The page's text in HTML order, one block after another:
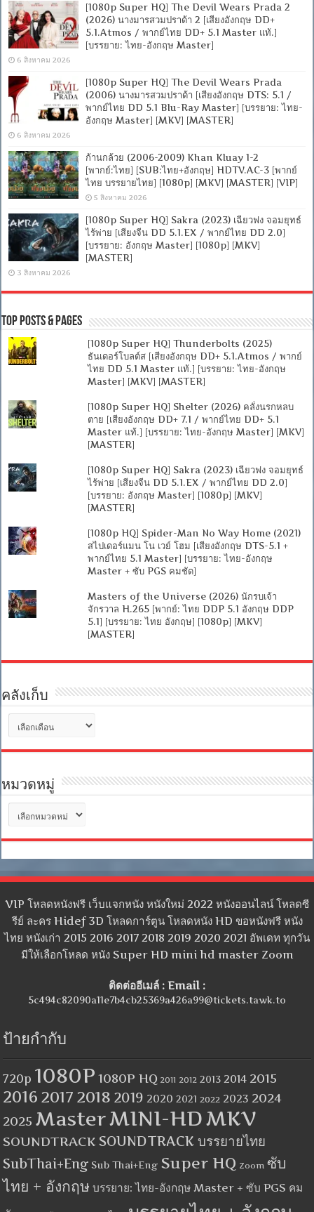
[1080p Super HQ] The Devil Wears Prada 2
(2026) นางมารสวมปราด้า 2 [เสียงอังกฤษ DD+
5.1.Atmos / พากย์ไทย DD+ 5.1 Master แท้.]
[บรรยาย: ไทย-อังกฤษ Master]
6 สิงหาคม 2026
[1080p Super HQ] The Devil Wears Prada
(2006) นางมารสวมปราด้า [เสียงอังกฤษ DTS: 5.1 /
พากย์ไทย DD 5.1 Blu-Ray Master] [บรรยาย: ไทย-
อังกฤษ Master] [MKV] [MASTER]
6 สิงหาคม 2026
ก้านกล้วย (2006-2009) Khan Kluay 1-2
[พากย์:ไทย] [SUB:ไทย+อังกฤษ] HDTV.AC-3 [พากย์
ไทย บรรยายไทย] [1080p] [MKV] [MASTER] [VIP]
5 สิงหาคม 2026
[1080p Super HQ] Sakra (2023) เฉียวฟง จอมยุทธ์
ไร้พ่าย [เสียงจีน DD 5.1.EX / พากย์ไทย DD 2.0]
[บรรยาย: อังกฤษ Master] [1080p] [MKV]
[MASTER]
3 สิงหาคม 2026
Top Posts & Pages
[1080p Super HQ] Thunderbolts (2025)
ธันเดอร์โบลต์ส [เสียงอังกฤษ DD+ 5.1.Atmos / พากย์
ไทย DD 5.1 Master แท้.] [บรรยาย: ไทย-อังกฤษ
Master] [MKV] [MASTER]
[1080p Super HQ] Shelter (2026) คลั่งนรกหลบ
ตาย [เสียงอังกฤษ DD+ 7.1 / พากย์ไทย DD+ 5.1
Master แท้.] [บรรยาย: ไทย-อังกฤษ Master] [MKV]
[MASTER]
[1080p Super HQ] Sakra (2023) เฉียวฟง จอมยุทธ์
ไร้พ่าย [เสียงจีน DD 5.1.EX / พากย์ไทย DD 2.0]
[บรรยาย: อังกฤษ Master] [1080p] [MKV]
[MASTER]
[1080p HQ] Spider-Man No Way Home (2021)
สไปเดอร์แมน โน เวย์ โฮม [เสียงอังกฤษ DTS-5.1 +
พากย์ไทย 5.1 Master] [บรรยาย: ไทย-อังกฤษ
Master + ซับ PGS คมชัด]
Masters of the Universe (2026) นักรบเจ้า
จักรวาล H.265 [พากย์: ไทย DDP 5.1 อังกฤษ DDP
5.1] [บรรยาย: ไทย อังกฤษ] [1080p] [MKV]
[MASTER]
คลังเก็บ
เก็บ
หมวดหมู่
หมู่
VIP โหลดหนังฟรี เว็บแจกหนัง หนังใหม่ 2022 หนังออนไลน์ โหลดซี
รีย์ ละคร Hidef 3D โหลดการ์ตูน โหลดหนัง HD ขอหนังฟรี หนัง
ไทย หนังเก่า 2015 2016 2017 2018 2019 2020 2021 อัพเดท ทุกวัน
มีให้เลือกโหลด หนัง Super HD mini hd master Zoom
ติดต่ออีเมล์ : Email :
5c494c82090a11e7b4cb25369a426a99@tickets.tawk.to
ป้ายกำกับ
720p 1080P 1080P HQ 2011 2012 2013 2014 2015
2016 2017 2018 2019 2020 2021 2022 2023 2024
2025 MasterMINI-HDMKV
SOUNDTRACK SOUNDTRACK บรรยายไทย
SubThai+Eng Sub Thai+Eng Super HQ Zoom ซับ
ไทย + อังกฤษ บรรยาย: ไทย-อังกฤษ Master + ซับ PGS คม